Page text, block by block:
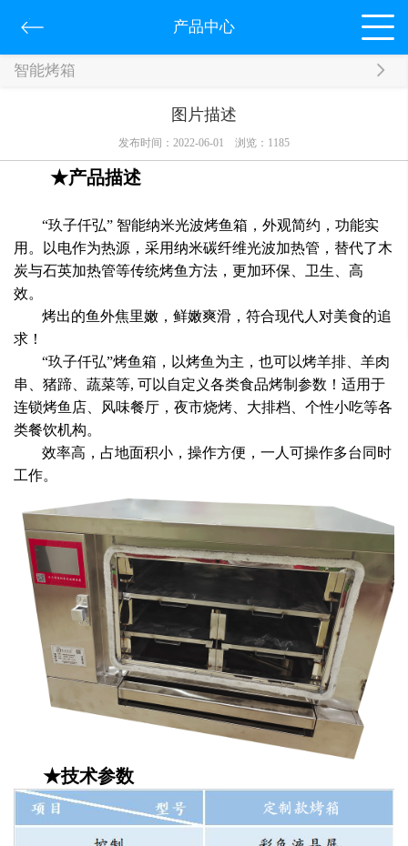
产品中心
智能烤箱
图片描述
发布时间：2022-06-01 浏览： 1185
★产品描述
“玖子仟弘” 智能纳米光波烤鱼箱，外观简约，功能实
用。以电作为热源，采用纳米碳纤维光波加热管，替代了木
炭与石英加热管等传统烤鱼方法，更加环保、卫生、高
效。
烤出的鱼外焦里嫩，鲜嫩爽滑，符合现代人对美食的追
求！
“玖子仟弘”烤鱼箱，以烤鱼为主，也可以烤羊排、羊肉
串、猪蹄、蔬菜等, 可以自定义各类食品烤制参数！适用于
连锁烤鱼店、风味餐厅，夜市烧烤、大排档、个性小吃等各
类餐饮机构。
效率高，占地面积小，操作方便，一人可操作多台同时
工作。
★技术参数